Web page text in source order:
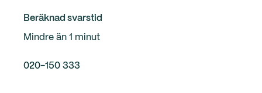
Beräknad svarstid
Mindre än 1 minut
020-150 333